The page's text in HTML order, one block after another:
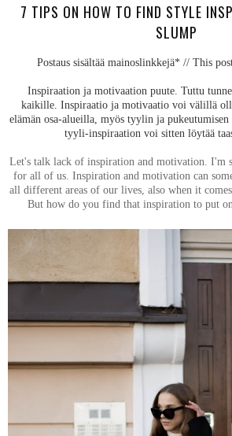
7 TIPS ON HOW TO FIND STYLE
SLUMP
Postaus sisältää mainoslinkkejä* // This
Inspiraation ja motivaation puute. Tuttu
kaikille. Inspiraatio ja motivaatio voi välillä
elämän osa-alueilla, myös tyylin ja pukeutumisen
tyyli-inspiraation voi sitten löytää
Let's talk lack of inspiration and motivation. I'm
for all of us. Inspiration and motivation can
all different areas of our lives, also when it
But how do you find that inspiration to put